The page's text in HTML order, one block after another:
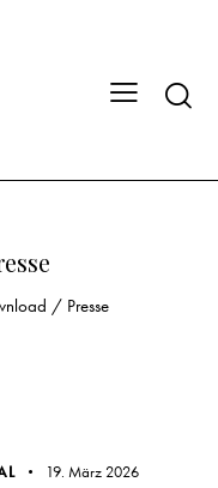
/ Presse
19. März 2026